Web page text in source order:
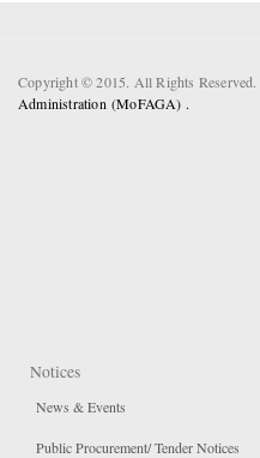
Copyright © 2015. All Rights Reserved.
Administration (MoFAGA) .
Notices
News & Events
Public Procurement/ Tender Notices